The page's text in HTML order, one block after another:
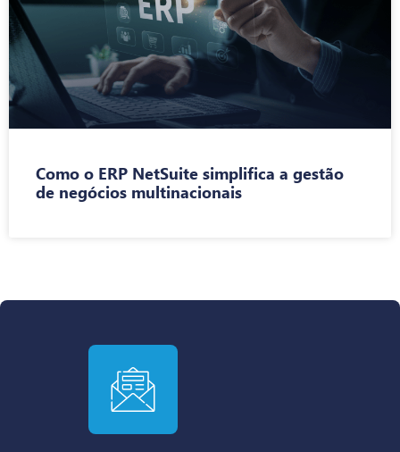
Como o ERP NetSuite simplifica a gestão
de negócios multinacionais